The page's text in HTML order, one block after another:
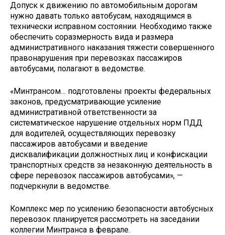
Допуск к движению по автомобильным дорогам
нужно давать только автобусам, находящимся в
технически исправном состоянии. Необходимо также
обеспечить соразмерность вида и размера
административного наказания тяжести совершенного
правонарушения при перевозках пассажиров
автобусами, полагают в ведомстве.
«Минтрансом… подготовлены проекты федеральных
законов, предусматривающие усиление
административной ответственности за
систематическое нарушение отдельных норм ПДД
для водителей, осуществляющих перевозку
пассажиров автобусами и введение
дисквалификации должностных лиц и конфискации
транспортных средств за незаконную деятельность в
сфере перевозок пассажиров автобусами», —
подчеркнули в ведомстве.
Комплекс мер по усилению безопасности автобусных
перевозок планируется рассмотреть на заседании
коллегии Минтранса в феврале.